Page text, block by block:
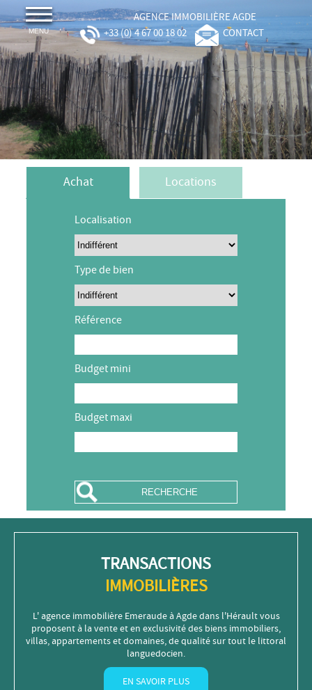
MENU
AGENCE IMMOBILIÈRE AGDE
+33 (0) 4 67 00 18 02
CONTACT
Achat Locations
Localisation
Type de bien
Référence
Budget mini
Budget maxi
TRANSACTIONS
IMMOBILIÈRES
L' agence immobilière Emeraude à Agde dans l'Hérault vous
proposent à la vente et en exclusivité des biens immobiliers,
villas, appartements et domaines, de qualité sur tout le littoral
languedocien.
EN SAVOIR PLUS